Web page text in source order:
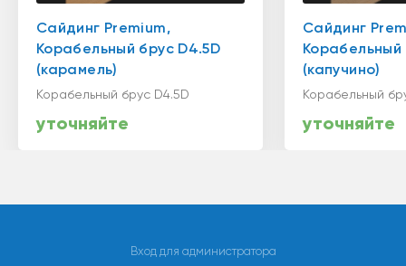
Сайдинг Premium,
Корабельный брус D4.5D
(карамель)
Корабельный брус D4.5D
уточняйте
Сайдинг
Корабельный
(капучино)
Корабельный
уточняйте
Вход для администратора